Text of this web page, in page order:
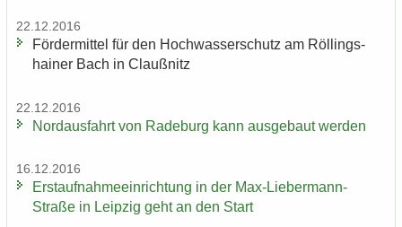
22.12.2016
För­der­mit­tel für den Hoch­was­ser­schutz am Röl­lings­
hai­ner Bach in Clau­ß­nitz
22.12.2016
Nord­aus­fahrt von Ra­de­burg kann aus­ge­baut wer­den
16.12.2016
Erst­auf­nah­me­ein­rich­tung in der Max-​Liebermann-
Straße in Leip­zig geht an den Start